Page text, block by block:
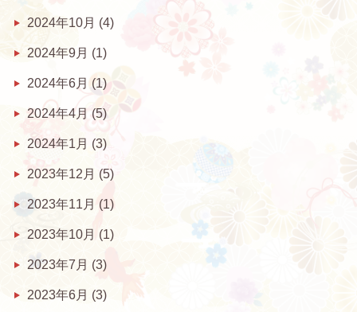
2024年10月 (4)
2024年9月 (1)
2024年6月 (1)
2024年4月 (5)
2024年1月 (3)
2023年12月 (5)
2023年11月 (1)
2023年10月 (1)
2023年7月 (3)
2023年6月 (3)